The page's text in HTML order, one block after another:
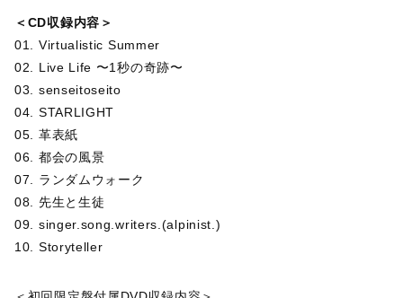
＜CD収録内容＞
01. Virtualistic Summer
02. Live Life 〜1秒の奇跡〜
03. senseitoseito
04. STARLIGHT
05. 革表紙
06. 都会の風景
07. ランダムウォーク
08. 先生と生徒
09. singer.song.writers.(alpinist.)
10. Storyteller